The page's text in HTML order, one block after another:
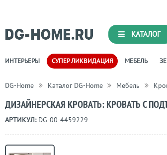
КАТАЛОГ
ИНТЕРЬЕРЫ СУПЕР ЛИКВИДАЦИЯ МЕБЕЛЬ
DG-Home Каталог DG-Home Мебель
ДИЗАЙНЕРСКАЯ КРОВАТЬ: КРОВАТЬ С
АРТИКУЛ: DG-00-4459229